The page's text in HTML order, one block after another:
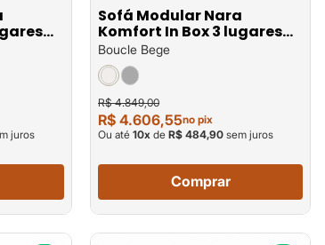
juros
Sofá Modular Nara
Komfort In Box 3 lugares
em
Boucle Bege
R$ 4.849,00
R$ 4.606,55no pix
Ou até10x deR$ 484,90 sem juros
Comprar